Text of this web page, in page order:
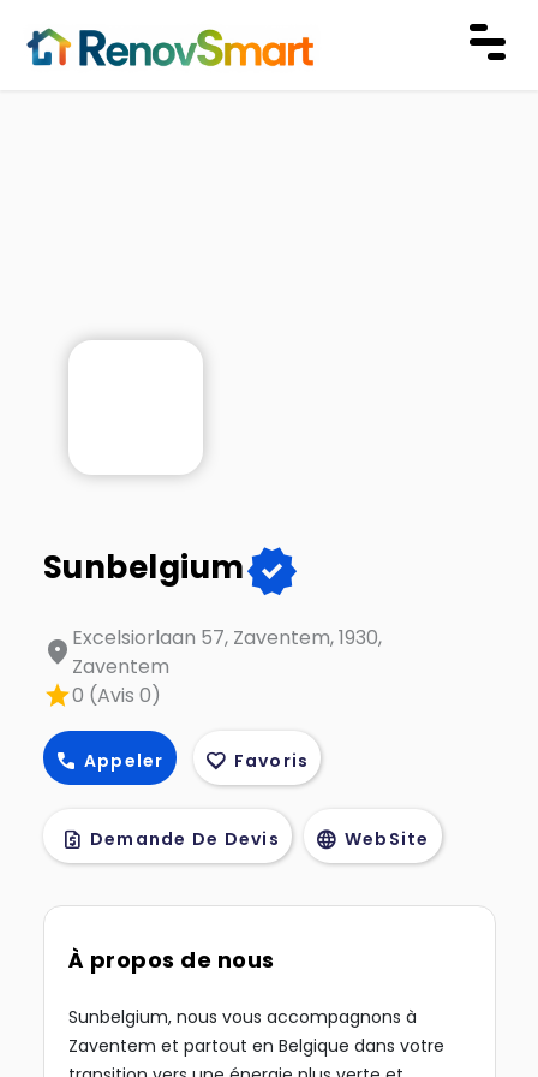
Sunbelgiumverified
location_on Excelsiorlaan 57, Zaventem, 1930,
Zaventem
star0 (Avis 0)
call Appeler favorite Favoris
request_quote Demande De Devis language WebSite
À propos de nous
Sunbelgium, nous vous accompagnons à
Zaventem et partout en Belgique dans votre